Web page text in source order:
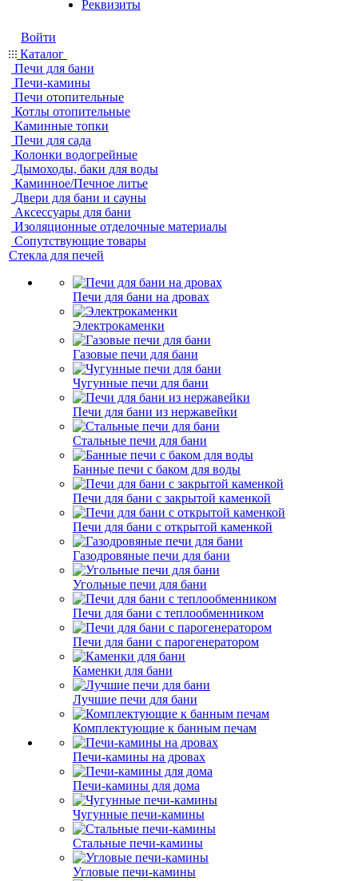
Реквизиты
Войти
Каталог
Печи для бани
Печи-камины
Печи отопительные
Котлы отопительные
Каминные топки
Печи для сада
Колонки водогрейные
Дымоходы, баки для воды
Каминное/Печное литье
Двери для бани и сауны
Аксессуары для бани
Изоляционные отделочные материалы
Сопутствующие товары
Стекла для печей
Печи для бани на дровах
Электрокаменки
Газовые печи для бани
Чугунные печи для бани
Печи для бани из нержавейки
Стальные печи для бани
Банные печи с баком для воды
Печи для бани с закрытой каменкой
Печи для бани с открытой каменкой
Газодровяные печи для бани
Угольные печи для бани
Печи для бани с теплообменником
Печи для бани с парогенератором
Каменки для бани
Лучшие печи для бани
Комплектующие к банным печам
Печи-камины на дровах
Печи-камины для дома
Чугунные печи-камины
Стальные печи-камины
Угловые печи-камины